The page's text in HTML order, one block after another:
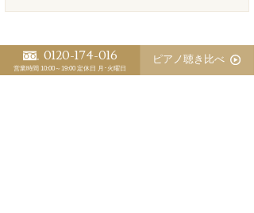
0120-174-016
営業時間 10:00～19:00 定休日 月･火曜日
>「ピアノ日誌」一覧 < >
ピアノ聴き比べ